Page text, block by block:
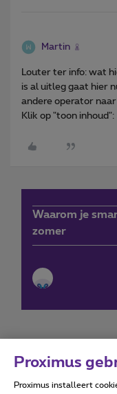
Martin
Louter ter info: wat
is al uitleg gaat hier
andere operator
Klik op "toon inhoud":
Waarom je
zomer
Proximus
Proximus installeert